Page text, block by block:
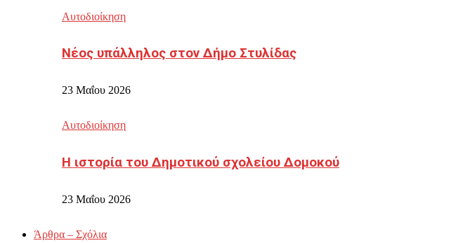
Αυτοδιοίκηση
Νέος υπάλληλος στον Δήμο Στυλίδας
23 Μαΐου 2026
Αυτοδιοίκηση
Η ιστορία του Δημοτικού σχολείου Δομοκού
23 Μαΐου 2026
Άρθρα – Σχόλια